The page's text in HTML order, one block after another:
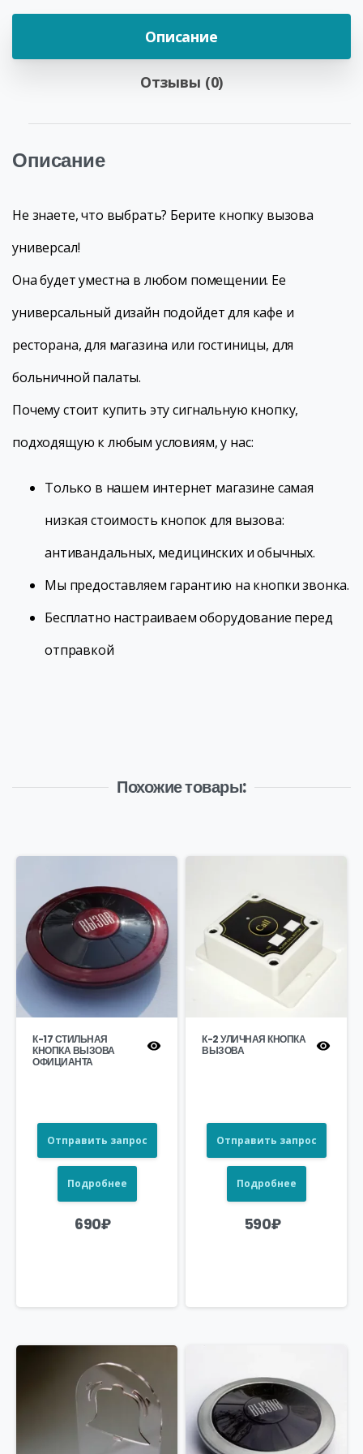
Описание
Отзывы (0)
Описание
Не знаете, что выбрать? Берите кнопку вызова
универсал!
Она будет уместна в любом помещении. Ее
универсальный дизайн подойдет для кафе и
ресторана, для магазина или гостиницы, для
больничной палаты.
Почему стоит купить эту сигнальную кнопку,
подходящую к любым условиям, у нас:
Только в нашем интернет магазине самая
низкая стоимость кнопок для вызова:
антивандальных, медицинских и обычных.
Мы предоставляем гарантию на кнопки звонка.
Бесплатно настраиваем оборудование перед
отправкой
Похожие товары:
К-17 СТИЛЬНАЯ
КНОПКА ВЫЗОВА
ОФИЦИАНТА
Отправить запрос
Подробнее
690₽
К-2 УЛИЧНАЯ КНОПКА
ВЫЗОВА
Отправить запрос
Подробнее
590₽